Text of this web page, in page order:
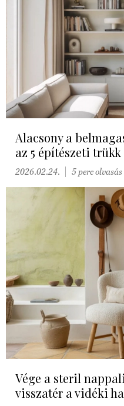
Alacsony a
az 5 építészeti
2026.02.24. 5 perc olvasás
Vége a steril
visszatér a vidéki